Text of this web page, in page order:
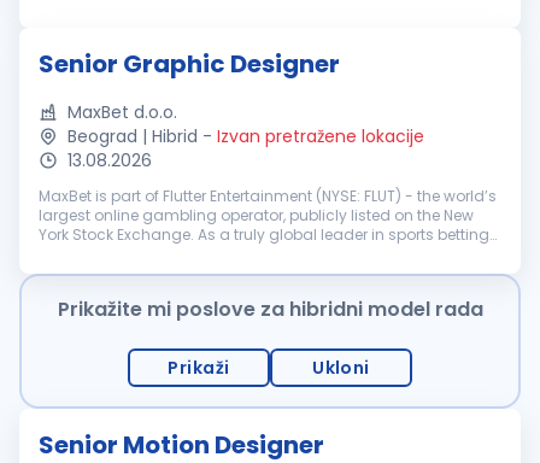
Senior Graphic Designer
MaxBet d.o.o.
Beograd | Hibrid - Izvan pretražene lokacije
13.08.2026
MaxBet is part of Flutter Entertainment (NYSE: FLUT) - the world’s
largest online gambling operator, publicly listed on the New
York Stock Exchange. As a truly global leader in sports betting
Prikažite mi poslove za hibridni model rada
Prikaži Ukloni
Senior Motion Designer